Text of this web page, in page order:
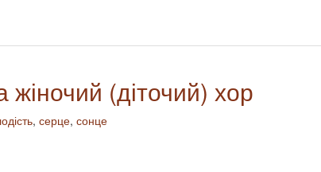
(діточий) хор
, серце, сонце